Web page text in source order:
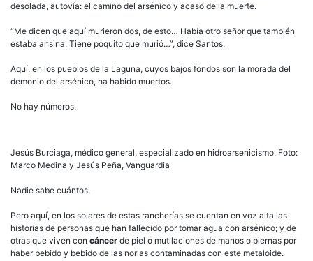
desolada, autovía: el camino del arsénico y acaso de la muerte.
“Me dicen que aquí murieron dos, de esto… Había otro señor que también
estaba ansina. Tiene poquito que murió…”, dice Santos.
Aquí, en los pueblos de la Laguna, cuyos bajos fondos son la morada del
demonio del arsénico, ha habido muertos.
No hay números.
Jesús Burciaga, médico general, especializado en hidroarsenicismo. Foto:
Marco Medina y Jesús Peña, Vanguardia
Nadie sabe cuántos.
Pero aquí, en los solares de estas rancherías se cuentan en voz alta las
historias de personas que han fallecido por tomar agua con arsénico; y de
otras que viven con cáncer de piel o mutilaciones de manos o piernas por
haber bebido y bebido de las norias contaminadas con este metaloide.